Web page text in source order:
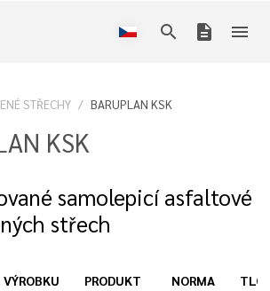
search description menu
STŘECHY BARUPLAN KSK
KSK
samolepicí asfaltové
střech
VÝROBKU PRODUKT NORMA